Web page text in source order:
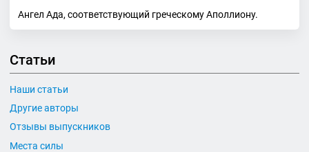
Ангел Ада, соответствующий греческому Аполлиону.
Статьи
Наши статьи
Другие авторы
Отзывы выпускников
Места силы